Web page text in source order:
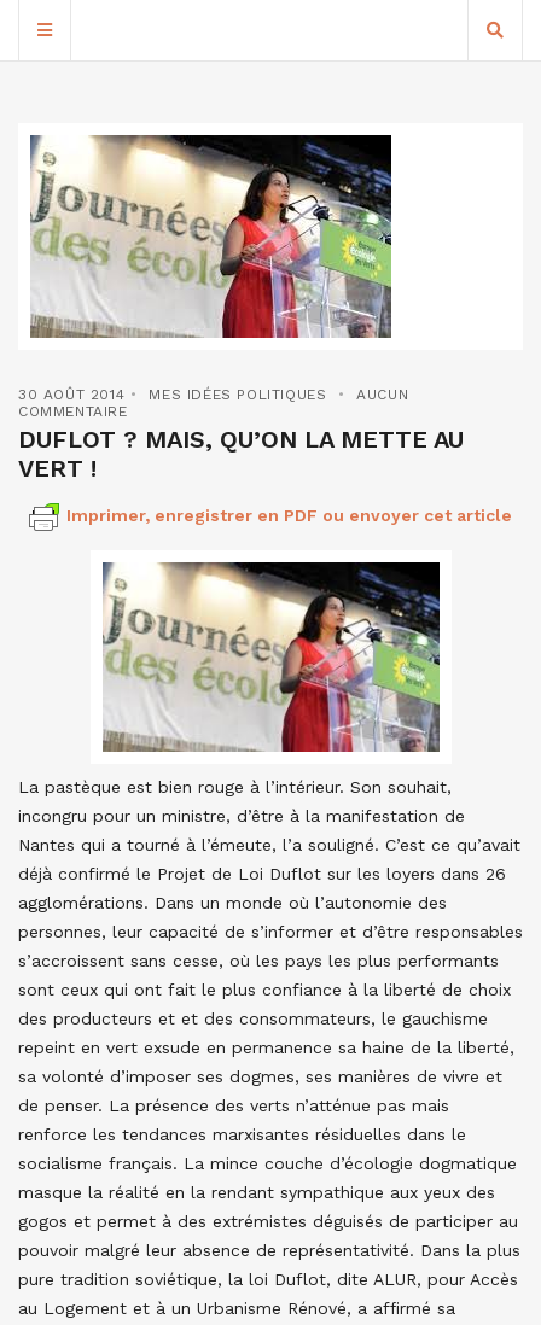
30 AOÛT 2014 MES IDÉES POLITIQUES
AUCUN
COMMENTAIRE
DUFLOT ? MAIS, QU’ON LA METTE AU
VERT !
Imprimer, enregistrer en PDF ou envoyer cet article
La pastèque est bien rouge à l’intérieur. Son souhait,
incongru pour un ministre, d’être à la manifestation de
Nantes qui a tourné à l’émeute, l’a souligné. C’est ce qu’avait
déjà confirmé le Projet de Loi Duflot sur les loyers dans 26
agglomérations. Dans un monde où l’autonomie des
personnes, leur capacité de s’informer et d’être responsables
s’accroissent sans cesse, où les pays les plus performants
sont ceux qui ont fait le plus confiance à la liberté de choix
des producteurs et et des consommateurs, le gauchisme
repeint en vert exsude en permanence sa haine de la liberté,
sa volonté d’imposer ses dogmes, ses manières de vivre et
de penser. La présence des verts n’atténue pas mais
renforce les tendances marxisantes résiduelles dans le
socialisme français. La mince couche d’écologie dogmatique
masque la réalité en la rendant sympathique aux yeux des
gogos et permet à des extrémistes déguisés de participer au
pouvoir malgré leur absence de représentativité. Dans la plus
pure tradition soviétique, la loi Duflot, dite ALUR, pour Accès
au Logement et à un Urbanisme Rénové, a affirmé sa